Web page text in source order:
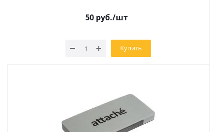
50 руб./шт
Купить